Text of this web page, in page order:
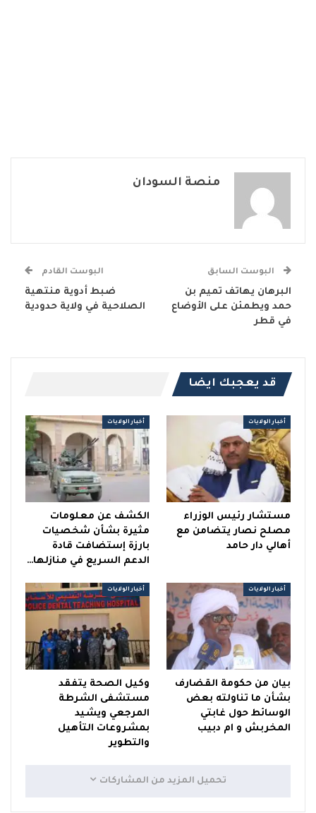
منصة السودان
البوست السابق
البرهان يهاتف تميم بن
حمد ويطمئن على الأوضاع
في قطر
البوست القادم
ضبط أدوية منتهية
الصلاحية في ولاية حدودية
قد يعجبك ايضا
أخبار الولايات
مستشار رئيس الوزراء
مصلح نصار يتضامن مع
أهالي دار حامد
أخبار الولايات
الكشف عن معلومات
مثيرة بشأن شخصيات
بارزة إستضافت قادة
الدعم السريع في منازلها…
أخبار الولايات
بيان من حكومة القضارف
بشأن ما تناولته بعض
الوسائط حول غابتي
المخربش و ام دبيب
أخبار الولايات
وكيل الصحة يتفقد
مستشفى الشرطة
المرجعي ويشيد
بمشروعات التأهيل
والتطوير
تحميل المزيد من المشاركات